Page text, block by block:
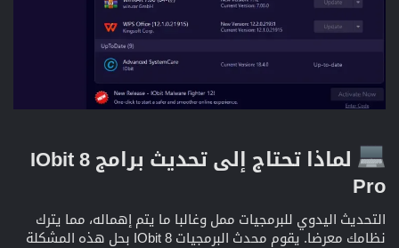
لماذا تحتاج إلى تحديث برامج IObit 8
Pro
التحديث اليدوي للبرمجيات ممل وغالبا ما يتم إهماله، مما يترك
نظامك معرضا. يقوم محدث البرمجيات IObit 8 بحل هذه المشكلة